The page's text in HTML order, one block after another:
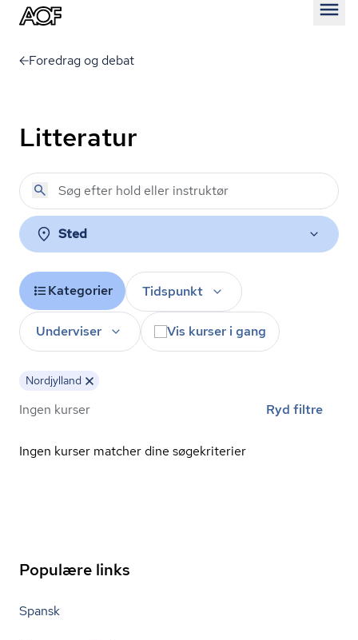
Foredrag og debat
Litteratur
Sted
Kategorier Tidspunkt
Underviser Vis kurser i gang
Nordjylland
Ingen kurser Ryd filtre
Ingen kurser matcher dine søgekriterier
Populære links
Spansk